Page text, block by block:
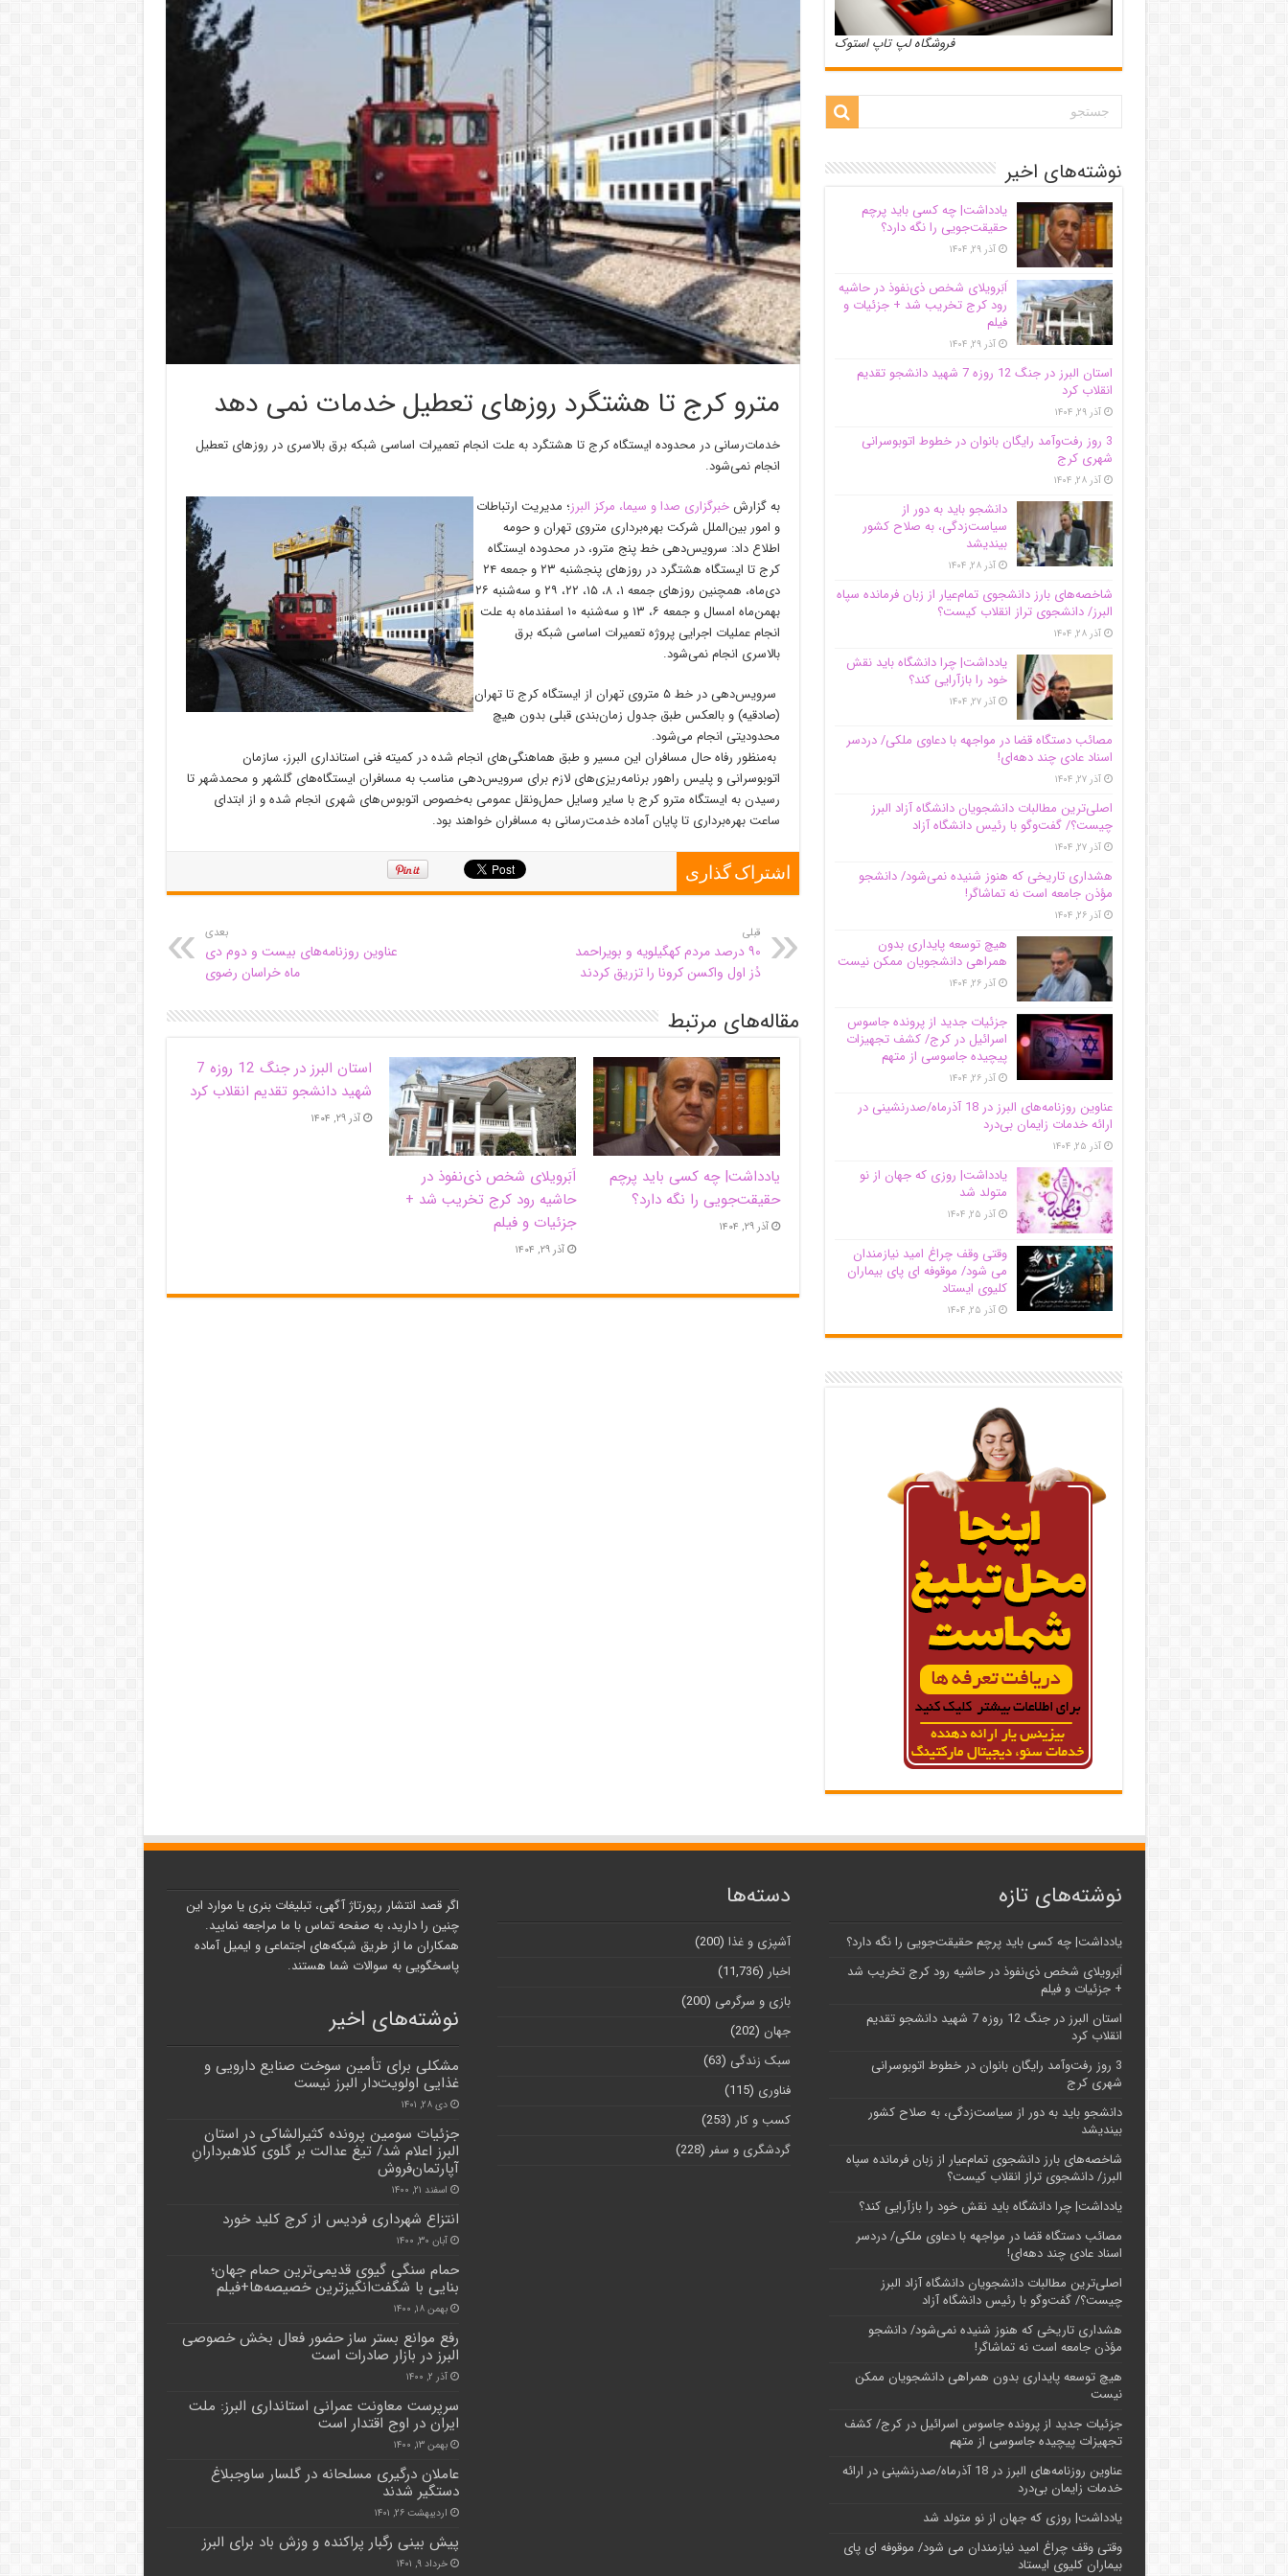
مترو کرج تا هشتگرد روزهای تعطیل خدمات نمی دهد
خدمات‌رسانی در محدوده ایستگاه کرج تا هشتگرد به علت انجام تعمیرات اساسی شبکه برق بالاسری در روزهای تعطیل
انجام نمی‌شود.
به گزارشخبرگزاری صدا و سیما، مرکز البرز؛ مدیریت ارتباطات
و امور بین‌الملل شرکت بهره‌برداری متروی تهران و حومه
اطلاع داد: سرویس‌دهی خط پنج مترو، در محدوده ایستگاه
کرج تا ایستگاه هشتگرد در روز‌های پنجشنبه ۲۳ و جمعه ۲۴
دی‌ماه، همچنین روز‌های جمعه ۱، ۸، ۱۵، ۲۲، ۲۹ و سه‌شنبه ۲۶
بهمن‌ماه امسال و جمعه ۶، ۱۳ و سه‌شنبه ۱۰ اسفندماه به علت
انجام عملیات اجرایی پروژه تعمیرات اساسی شبکه برق
بالاسری انجام نمی‌شود.
سرویس‌دهی در خط ۵ متروی تهران از ایستگاه کرج تا تهران
(صادقیه) و بالعکس طبق جدول زمان‌بندی قبلی بدون هیچ
محدودیتی انجام می‌شود.
به‌منظور رفاه حال مسافران این مسیر و طبق هماهنگی‌های انجام شده در کمیته فنی استانداری البرز، سازمان
اتوبوسرانی و پلیس راهور برنامه‌ریزی‌های لازم برای سرویس‌دهی مناسب به مسافران ایستگاه‌های گلشهر و محمدشهر تا
رسیدن به ایستگاه مترو کرج با سایر وسایل حمل‌ونقل عمومی به‌خصوص اتوبوس‌های شهری انجام شده و از ابتدای
ساعت بهره‌برداری تا پایان آماده خدمت‌رسانی به مسافران خواهند بود.
اشتراک گذاری
قبلی
۹۰ درصد مردم کهگیلویه و بویراحمد
دُز اول واکسن کرونا را تزریق کردند
بعدی
عناوین روزنامه‌های بیست و دوم دی‌
ماه خراسان رضوی
مقاله‌های مرتبط
یادداشت| ‌چه کسی باید پرچم
حقیقت‌جویی را نگه دارد؟
آذر ۲۹, ۱۴۰۴
اَبَر‌ویلای شخص ذی‌نفوذ در
حاشیه‌ رود کرج تخریب شد +
جزئیات و فیلم
آذر ۲۹, ۱۴۰۴
استان البرز در جنگ 12 روزه 7
شهید دانشجو تقدیم انقلاب کرد
آذر ۲۹, ۱۴۰۴
فروشگاه لپ تاپ استوک
نوشته‌های اخیر
یادداشت| ‌چه کسی باید پرچم
حقیقت‌جویی را نگه دارد؟
آذر ۲۹, ۱۴۰۴
اَبَر‌ویلای شخص ذی‌نفوذ در حاشیه‌
رود کرج تخریب شد + جزئیات و
فیلم
آذر ۲۹, ۱۴۰۴
استان البرز در جنگ 12 روزه 7 شهید دانشجو تقدیم
انقلاب کرد
آذر ۲۹, ۱۴۰۴
3 روز رفت‌وآمد رایگان بانوان در خطوط اتوبوسرانی
شهری کرج
آذر ۲۸, ۱۴۰۴
دانشجو باید به دور از
سیاست‌زدگی، به صلاح کشور
بیندیشد
آذر ۲۸, ۱۴۰۴
شاخصه‌های بارز دانشجوی تمام‌عیار از زبان فرمانده سپاه
البرز/ دانشجوی تراز انقلاب کیست؟
آذر ۲۸, ۱۴۰۴
یادداشت| چرا دانشگاه باید نقش
خود را بازآرایی کند؟
آذر ۲۷, ۱۴۰۴
مصائب دستگاه قضا در مواجهه با دعاوی ملکی/ دردسر
اسناد عادی چند‌ دهه‌ای!
آذر ۲۷, ۱۴۰۴
اصلی‌ترین مطالبات دانشجویان دانشگاه آزاد البرز
چیست؟/ گفت‌وگو با رئیس دانشگاه آز‌اد
آذر ۲۷, ۱۴۰۴
هشداری تاریخی که هنوز شنیده نمی‌شود/ دانشجو
مؤذن جامعه است نه تماشاگر!
آذر ۲۶, ۱۴۰۴
هیچ توسعه پایداری بدون
همراهی دانشجویان ممکن نیست
آذر ۲۶, ۱۴۰۴
جزئیات جدید از پرونده جاسوس
اسرائیل در کرج/‌ کشف تجهیزات
پیچیده جاسوسی از متهم
آذر ۲۶, ۱۴۰۴
عناوین روزنامه‌های البرز در ‌18 آذرماه/صدرنشینی در
ارائه خدمات زایمان بی‌درد
آذر ۲۵, ۱۴۰۴
یادداشت| روزی که جهان از نو
متولد شد
آذر ۲۵, ۱۴۰۴
وقتی وقف چراغ امید نیازمندان
می شود/ موقوفه ای پای بیماران
کلیوی ایستاد
آذر ۲۵, ۱۴۰۴
نوشته‌های تازه
یادداشت| ‌چه کسی باید پرچم حقیقت‌جویی را نگه دارد؟
اَبَر‌ویلای شخص ذی‌نفوذ در حاشیه‌ رود کرج تخریب شد
+ جزئیات و فیلم
استان البرز در جنگ 12 روزه 7 شهید دانشجو تقدیم
انقلاب کرد
3 روز رفت‌وآمد رایگان بانوان در خطوط اتوبوسرانی
شهری کرج
دانشجو باید به دور از سیاست‌زدگی، به صلاح کشور
بیندیشد
شاخصه‌های بارز دانشجوی تمام‌عیار از زبان فرمانده سپاه
البرز/ دانشجوی تراز انقلاب کیست؟
یادداشت| چرا دانشگاه باید نقش خود را بازآرایی کند؟
مصائب دستگاه قضا در مواجهه با دعاوی ملکی/ دردسر
اسناد عادی چند‌ دهه‌ای!
اصلی‌ترین مطالبات دانشجویان دانشگاه آزاد البرز
چیست؟/ گفت‌وگو با رئیس دانشگاه آز‌اد
هشداری تاریخی که هنوز شنیده نمی‌شود/ دانشجو
مؤذن جامعه است نه تماشاگر!
هیچ توسعه پایداری بدون همراهی دانشجویان ممکن
نیست
جزئیات جدید از پرونده جاسوس اسرائیل در کرج/‌ کشف
تجهیزات پیچیده جاسوسی از متهم
عناوین روزنامه‌های البرز در ‌18 آذرماه/صدرنشینی در ارائه
خدمات زایمان بی‌درد
یادداشت| روزی که جهان از نو متولد شد
وقتی وقف چراغ امید نیازمندان می شود/ موقوفه ای پای
بیماران کلیوی ایستاد
دسته‌ها
آشپزی و غذا (200)
اخبار (11,736)
بازی و سرگرمی (200)
جهان (202)
سبک زندگی (63)
فناوری (115)
کسب و کار (253)
گردشگری و سفر (228)
اگر قصد انتشار رپورتاژ آگهی، تبلیغات بنری یا موارد این
چنین را دارید، به صفحه تماس با ما مراجعه نمایید.
همکاران ما از طریق شبکه‌های اجتماعی و ایمیل آماده
پاسخگویی به سوالات شما هستند.
نوشته‌های اخیر
مشکلی برای تأمین سوخت صنایع دارویی و
غذایی اولویت‌دار البرز نیست
دی ۲۸, ۱۴۰۱
جزئیات سومین پرونده کثیرالشاکی در استان
البرز اعلام شد/ تیغ عدالت بر گلوی کلاهبردارانِ
آپارتمان‌فروش
اسفند ۲۱, ۱۴۰۰
انتزاع شهرداری فردیس از کرج کلید خورد
آبان ۳۰, ۱۴۰۰
حمام سنگی گیوی قدیمی‌ترین حمام جهان؛
بنایی با شگفت‌انگیزترین خصیصه‌ها+فیلم
بهمن ۱۸, ۱۴۰۰
رفع موانع بستر ساز حضور فعال بخش خصوصی
البرز در بازار صادرات است
آذر ۲, ۱۴۰۰
سرپرست معاونت عمرانی استانداری البرز: ملت
ایران در اوج اقتدار است
بهمن ۱۳, ۱۴۰۰
عاملان درگیری مسلحانه در گلسار ساوجبلاغ
دستگیر شدند
اردیبهشت ۲۶, ۱۴۰۱
پیش بینی رگبار پراکنده و وزش باد برای البرز
خرداد ۹, ۱۴۰۱